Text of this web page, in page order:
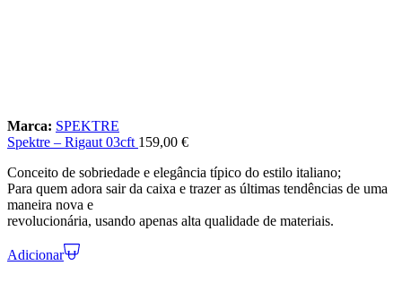
Marca: SPEKTRE
Spektre – Rigaut 03cft 159,00 €
Conceito de sobriedade e elegância típico do estilo italiano;
Para quem adora sair da caixa e trazer as últimas tendências de uma
maneira nova e
revolucionária, usando apenas alta qualidade de materiais.
Adicionar